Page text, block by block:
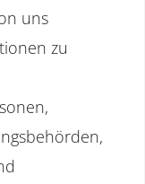
uns
zu